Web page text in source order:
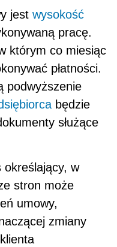
jest wysokość
pracę.
którym co miesiąc
płatności.
podwyższenie
będzie
służące
określający, w
stron może
umowy,
zmiany